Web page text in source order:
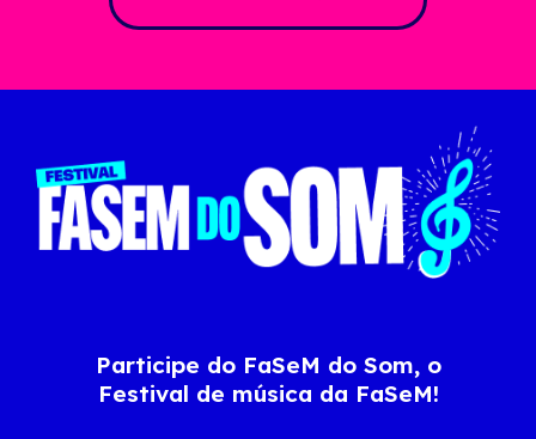
Participe do FaSeM do Som, o
Festival de música da FaSeM!